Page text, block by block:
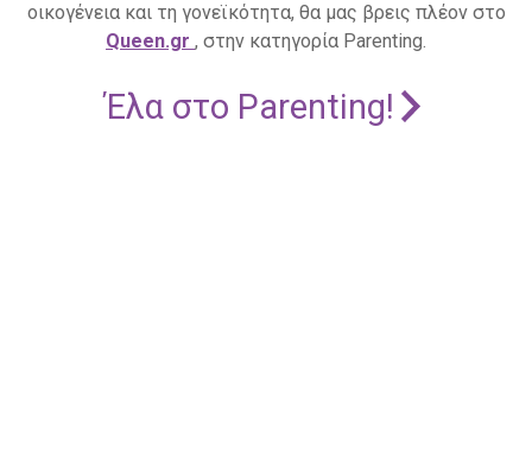
οικογένεια και τη γονεϊκότητα, θα μας βρεις πλέον στο
Queen.gr , στην κατηγορία Parenting.
Έλα στο Parenting!